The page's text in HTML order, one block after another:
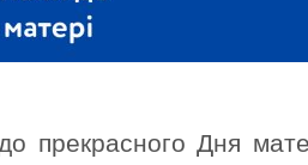
прекрасного Дня